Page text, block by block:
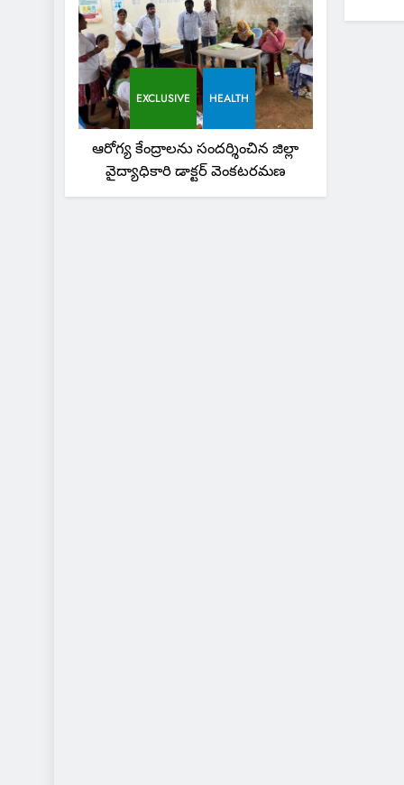
EXCLUSIVE HEALTH
ఆరోగ్య కేంద్రాలను సందర్శించిన జిల్లా
వైద్యాధికారి డాక్టర్ వెంకటరమణ